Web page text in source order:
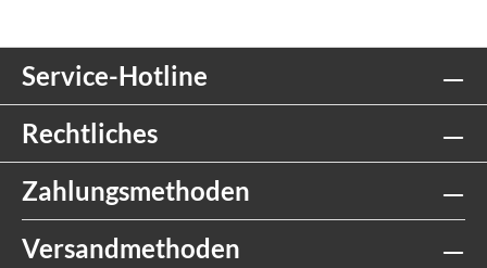
Service-Hotline
Rechtliches
Zahlungsmethoden
Versandmethoden